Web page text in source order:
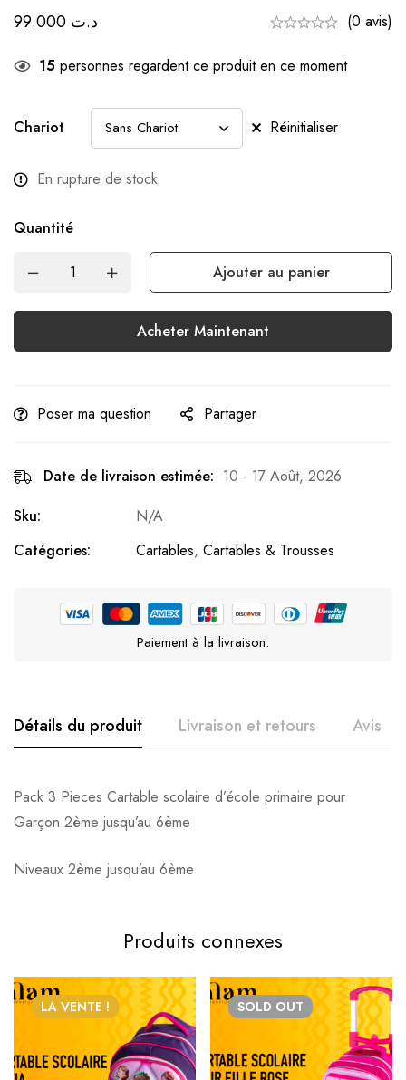
د.ت (0 avis)
15 personnes regardent ce produit en ce moment
Chariot Réinitialiser
En rupture de stock
Quantité
Ajouter au panier
Acheter Maintenant
Poser ma question Partager
Date de livraison estimée: 10 - 17 Août, 2026
Sku:
N/A
Catégories:
Cartables, Cartables & Trousses
Paiement à la livraison.
Détails du produit Livraison et retours Avis
Pack 3 Pieces Cartable scolaire d’école primaire pour
Garçon 2ème jusqu’au 6ème
Niveaux 2ème jusqu’au 6ème
Produits connexes
LA VENTE ! SOLD OUT